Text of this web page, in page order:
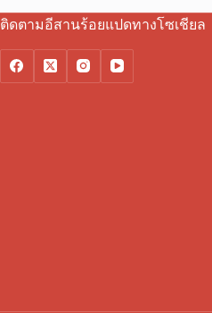
ติดตามอีสานร้อยแปดทางโซเชียล